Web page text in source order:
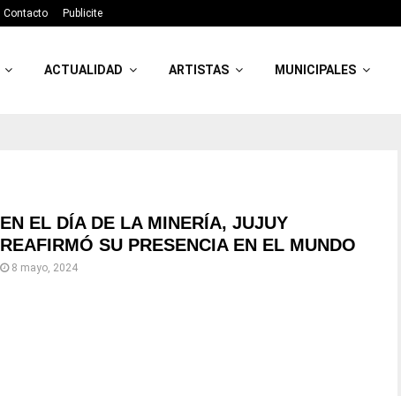
Contacto Publicite
ACTUALIDAD ARTISTAS MUNICIPALES
EN EL DÍA DE LA MINERÍA, JUJUY
REAFIRMÓ SU PRESENCIA EN EL MUNDO
8 mayo, 2024